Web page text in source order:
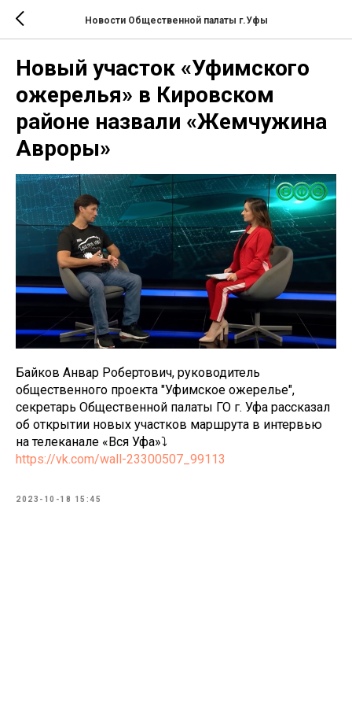
Новости Общественной палаты г.Уфы
Новый участок «Уфимского
ожерелья» в Кировском
районе назвали «Жемчужина
Авроры»
Байков Анвар Робертович, руководитель
общественного проекта "Уфимское ожерелье",
секретарь Общественной палаты ГО г. Уфа рассказал
об открытии новых участков маршрута в интервью
на телеканале «Вся Уфа»⤵️
https://vk.com/wall-23300507_99113
2023-10-18 15:45